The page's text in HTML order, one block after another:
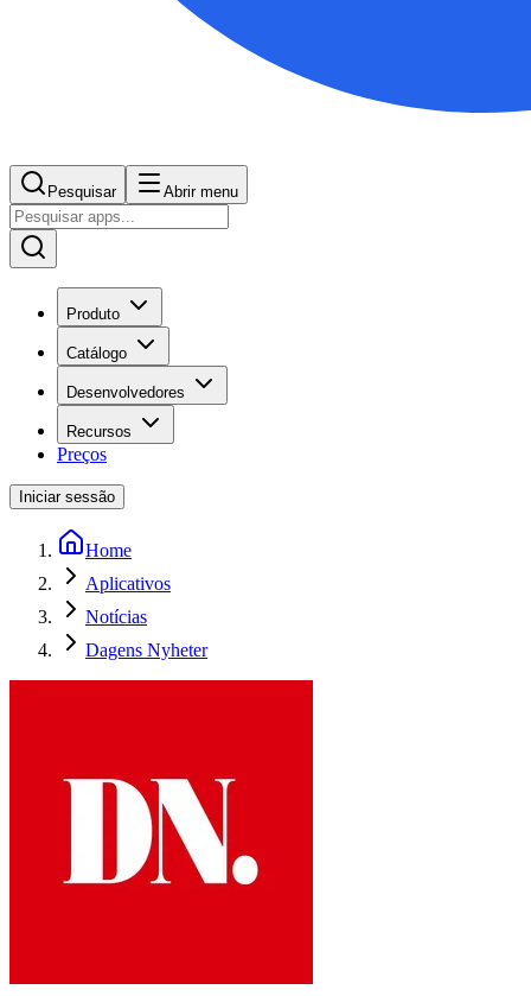
Pesquisar Abrir menu
Produto
Catálogo
Desenvolvedores
Recursos
Preços
Iniciar sessão
Home
Aplicativos
Notícias
Dagens Nyheter